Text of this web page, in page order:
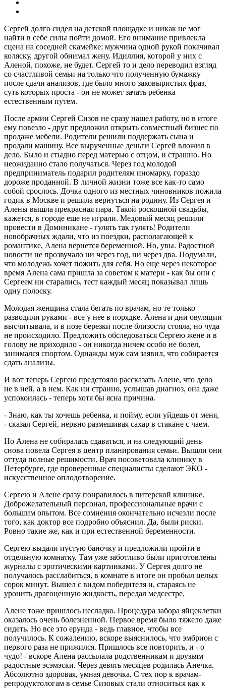
Сергей долго сидел на детской площадке и никак не мог
найти в себе силы пойти домой. Его внимание привлекла
сцена на соседней скамейке: мужчина одной рукой покачивал
коляску, другой обнимал жену. Идиллия, которой у них с
Аленой, похоже, не будет. Сергей то и дело переводил взгляд
со счастливой семьи на только что полученную бумажку
после сдачи анализов, где было много заковыристых фраз,
суть которых проста - он не может зачать ребенка
естественным путем.
После армии Сергей Сизов не сразу нашел работу, но в итоге
ему повезло - друг предложил открыть совместный бизнес по
продаже мебели. Родители решили поддержать сына и
продали машину. Все вырученные деньги Сергей вложил в
дело. Было и стыдно перед матерью с отцом, и страшно. Но
неожиданно стало получаться. Через год молодой
предприниматель подарил родителям иномарку, гораздо
дороже проданной. В личной жизни тоже все как-то само
собой срослось. Дочка одного из местных чиновников пожила
годик в Москве и решила вернуться на родину. Из Сергея и
Алены вышла прекрасная пара. Такой роскошной свадьбы,
кажется, в городе еще не играли. Медовый месяц решили
провести в Доминикане - гулять так гулять! Родители
новобрачных ждали, что из поездки, располагающей к
романтике, Алена вернется беременной. Но, увы. Радостной
новости не прозвучало ни через год, ни через два. Подумали,
что молодежь хочет пожить для себя. Но еще через некоторое
время Алена сама пришла за советом к матери - как бы они с
Сергеем ни старались, тест каждый месяц показывал лишь
одну полоску.
Молодая женщина стала бегать по врачам, но те только
разводили руками - все у нее в порядке. Алена и дни овуляции
высчитывала, и в позе березки после близости стояла, но чуда
не происходило. Предложить обследоваться Сергею жене и в
голову не приходило - он никогда ничем особо не болел,
занимался спортом. Однажды муж сам заявил, что собирается
сдать анализы.
И вот теперь Сергею предстояло рассказать Алене, что дело
не в ней, а в нем. Как ни странно, услышав диагноз, она даже
успокоилась - теперь хотя бы ясна причина.
- Знаю, как ты хочешь ребенка, и пойму, если уйдешь от меня,
- сказал Сергей, нервно размешивая сахар в стакане с чаем.
Но Алена не собиралась сдаваться, и на следующий день
снова повела Сергея в центр планирования семьи. Вышли они
оттуда полные решимости. Врач посоветовала клинику в
Петербурге, где проверенные специалисты сделают ЭКО -
искусственное оплодотворение.
Сергею и Алене сразу понравилось в питерской клинике.
Доброжелательный персонал, профессиональные врачи с
большим опытом. Все сомнения окончательно исчезли после
того, как доктор все подробно объяснил. Да, были риски.
Ровно такие же, как и при естественной беременности.
Сергею выдали пустую баночку и предложили пройти в
отдельную комнатку. Там уже заботливо были приготовлены
журналы с эротическими картинками. У Сергея долго не
получалось расслабиться, в комнате в итоге он пробыл целых
сорок минут. Вышел с видом победителя и, стараясь не
уронить драгоценную жидкость, передал медсестре.
Алене тоже пришлось несладко. Процедура забора яйцеклетки
оказалось очень болезненной. Первое время было тяжело даже
сидеть. Но все это ерунда - ведь главное, чтобы все
получилось. К сожалению, вскоре выяснилось, что эмбрион с
первого раза не прижился. Пришлось все повторить, и - о
чудо! - вскоре Алена рассылала родственникам и друзьям
радостные эсэмэски. Через девять месяцев родилась Анечка.
Абсолютно здоровая, умная девочка. С тех пор к врачам-
репродуктологам в семье Сизовых стали относиться как к